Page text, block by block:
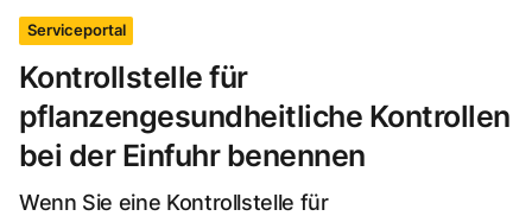
Serviceportal
Kontrollstelle für
pflanzengesundheitliche Kontrollen
bei der Einfuhr benennen
Wenn Sie eine Kontrollstelle für